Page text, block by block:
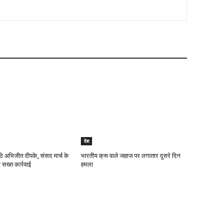
दीपके, संसद मार्च के
कार्रवाई
देश
भारतीय क्रू वाले जहाज पर लगातार दूसरे दिन
हमला